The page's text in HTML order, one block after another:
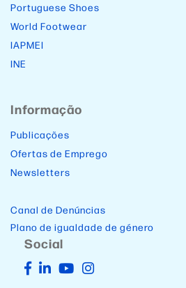
Portuguese Shoes
World Footwear
IAPMEI
INE
Informação
Publicações
Ofertas de Emprego
Newsletters
Canal de Denúncias
Plano de igualdade de género
Social